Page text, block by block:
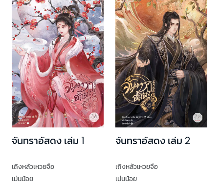
จันทราอัสดง เล่ม 1
เถิงหลัวเหวยจือ
เม่นน้อย
จันทราอัสดง เล่ม 2
เถิงหลัวเหวยจือ
เม่นน้อย